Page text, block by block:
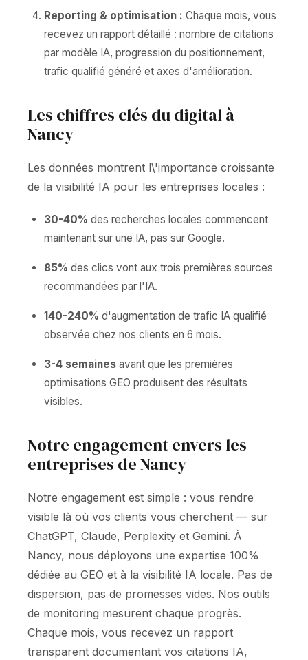
Reporting & optimisation : Chaque mois, vous
recevez un rapport détaillé : nombre de citations
par modèle IA, progression du positionnement,
trafic qualifié généré et axes d'amélioration.
Les chiffres clés du digital à
Nancy
Les données montrent l\'importance croissante
de la visibilité IA pour les entreprises locales :
30-40% des recherches locales commencent
maintenant sur une IA, pas sur Google.
85% des clics vont aux trois premières sources
recommandées par l'IA.
140-240% d'augmentation de trafic IA qualifié
observée chez nos clients en 6 mois.
3-4 semaines avant que les premières
optimisations GEO produisent des résultats
visibles.
Notre engagement envers les
entreprises de Nancy
Notre engagement est simple : vous rendre
visible là où vos clients vous cherchent — sur
ChatGPT, Claude, Perplexity et Gemini. À
Nancy, nous déployons une expertise 100%
dédiée au GEO et à la visibilité IA locale. Pas de
dispersion, pas de promesses vides. Nos outils
de monitoring mesurent chaque progrès.
Chaque mois, vous recevez un rapport
transparent documentant vos citations IA,